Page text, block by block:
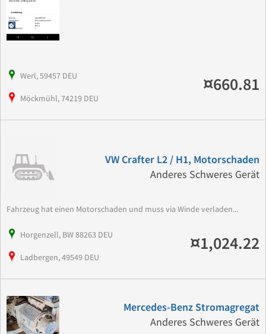
Werl, 59457 DEU
Möckmühl, 74219 DEU
¤660.81
VW Crafter L2 / H1, Motorschaden
Anderes Schweres Gerät
Fahrzeug hat einen Motorschaden und muss via Winde verladen...
Horgenzell, BW 88263 DEU
Ladbergen, 49549 DEU
¤1,024.22
Mercedes-Benz Stromagregat
Anderes Schweres Gerät